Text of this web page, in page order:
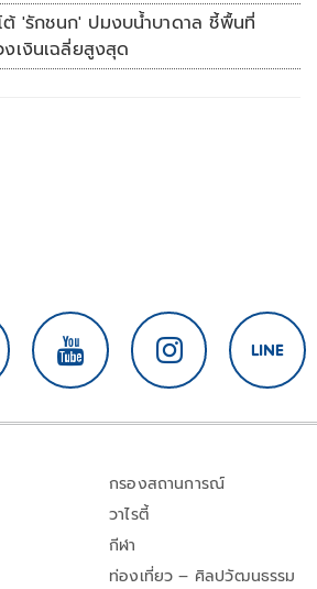
ต้ 'รักชนก' ปมงบน้ำบาดาล ชี้พื้นที่
งเงินเฉลี่ยสูงสุด
กรองสถานการณ์
วาไรตี้
กีฬา
ท่องเที่ยว – ศิลปวัฒนธรรม